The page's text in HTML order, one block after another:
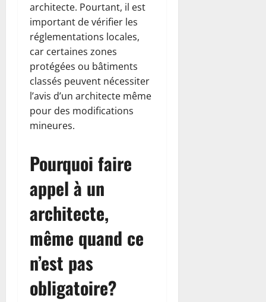
architecte. Pourtant, il est
important de vérifier les
réglementations locales,
car certaines zones
protégées ou bâtiments
classés peuvent nécessiter
l’avis d’un architecte même
pour des modifications
mineures.
Pourquoi faire
appel à un
architecte,
même quand ce
n’est pas
obligatoire?